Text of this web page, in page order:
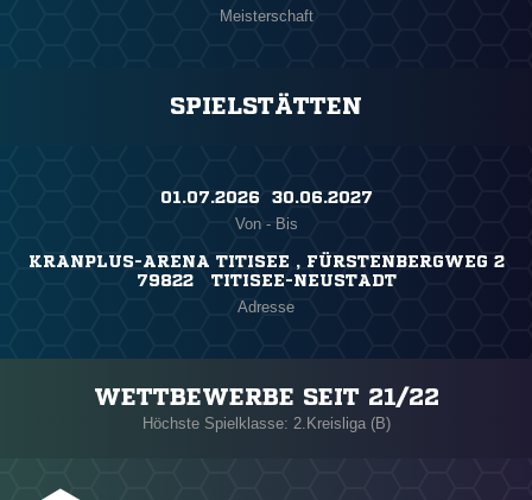
Meisterschaft
SPIELSTÄTTEN
01.07.2026 ​ 30.06.2027
Von - Bis
KRANPLUS-ARENA TITISEE , FÜRSTENBERGWEG 2
79822 TITISEE-NEUSTADT
Adresse
WETTBEWERBE SEIT 21/22
Höchste Spielklasse: 2.Kreisliga (B)